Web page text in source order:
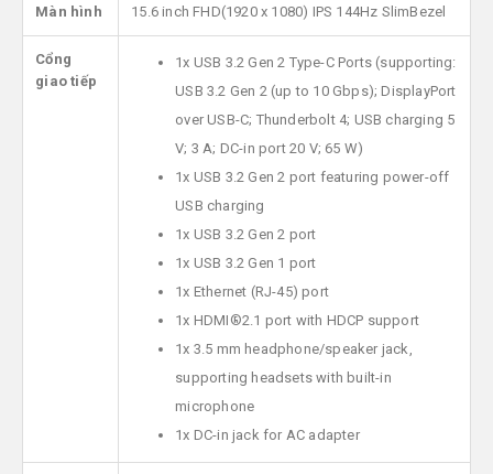
Màn hình 15.6 inch FHD(1920 x 1080) IPS 144Hz SlimBezel
Cổng
giao tiếp
1x USB 3.2 Gen 2 Type-C Ports (supporting:
USB 3.2 Gen 2 (up to 10 Gbps); DisplayPort
over USB-C; Thunderbolt 4; USB charging 5
V; 3 A; DC-in port 20 V; 65 W)
1x USB 3.2 Gen 2 port featuring power-off
USB charging
1x USB 3.2 Gen 2 port
1x USB 3.2 Gen 1 port
1x Ethernet (RJ-45) port
1x HDMI®2.1 port with HDCP support
1x 3.5 mm headphone/speaker jack,
supporting headsets with built-in
microphone
1x DC-in jack for AC adapter